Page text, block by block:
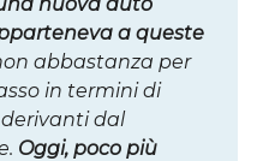
a queste
abbastanza per
in termini di
dal
Oggi, poco più